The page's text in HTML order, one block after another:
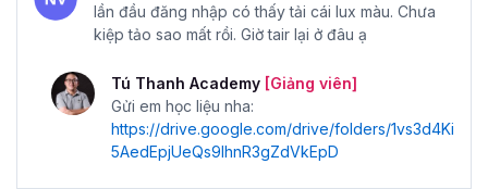
lần đầu đăng nhập có thấy tải cái lux màu. Chưa
kiệp tảo sao mất rồi. Giờ tair lại ở đâu ạ
Tú Thanh Academy [Giảng viên]
Gửi em học liệu nha:
https://drive.google.com/drive/folders/1vs3d4Ki
5AedEpjUeQs9IhnR3gZdVkEpD